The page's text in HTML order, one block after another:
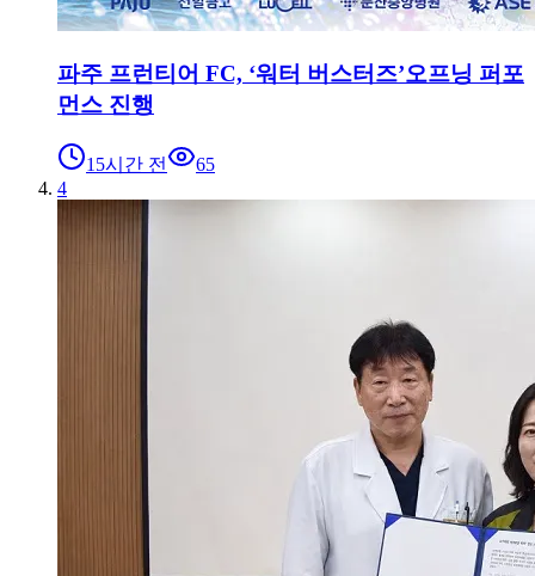
파주 프런티어 FC, ‘워터 버스터즈’오프닝 퍼포
먼스 진행
15시간 전
65
4